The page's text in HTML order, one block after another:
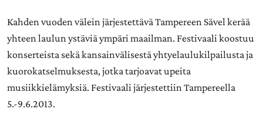
Kahden vuoden välein järjestettävä Tampereen Sävel kerää
yhteen laulun ystäviä ympäri maailman. Festivaali koostuu
konserteista sekä kansainvälisestä yhtyelaulukilpailusta ja
kuorokatselmuksesta, jotka tarjoavat upeita
musiikkielämyksiä. Festivaali järjestettiin Tampereella
5.-9.6.2013.